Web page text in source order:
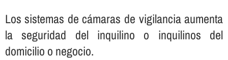
Los sistemas de cámaras de vigilancia aumenta
la seguridad del inquilino o inquilinos del
domicilio o negocio.